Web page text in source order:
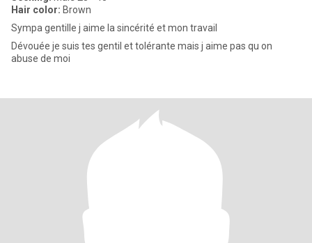
Hair color: Brown
Sympa gentille j aime la sincérité et mon travail
Dévouée je suis tes gentil et tolérante mais j aime pas qu on
abuse de moi